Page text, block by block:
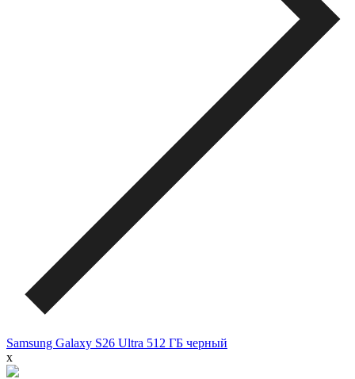
Samsung Galaxy S26 Ultra 512 ГБ черный
x